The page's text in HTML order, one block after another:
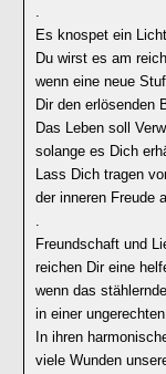
.
Es knospet ein
Du wirst es am
wenn eine neue
Dir den erlösenden
Das Leben soll
solange es Dich
Lass Dich tragen
der inneren Freude
.
Freundschaft und
reichen Dir eine
wenn das
in einer
In ihren
viele Wunden